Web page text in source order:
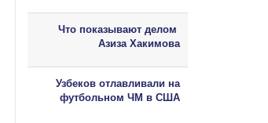
Что показывают делом
Азиза Хакимова
Узбеков отлавливали на
футбольном ЧМ в США